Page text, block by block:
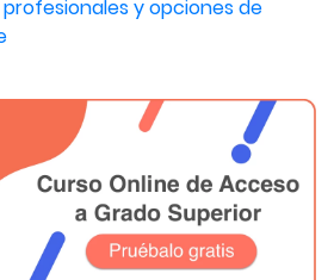
y opciones de